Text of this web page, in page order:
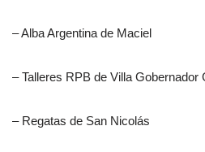
– Alba Argentina de Maciel
– Talleres RPB de Villa Gobernador
– Regatas de San Nicolás